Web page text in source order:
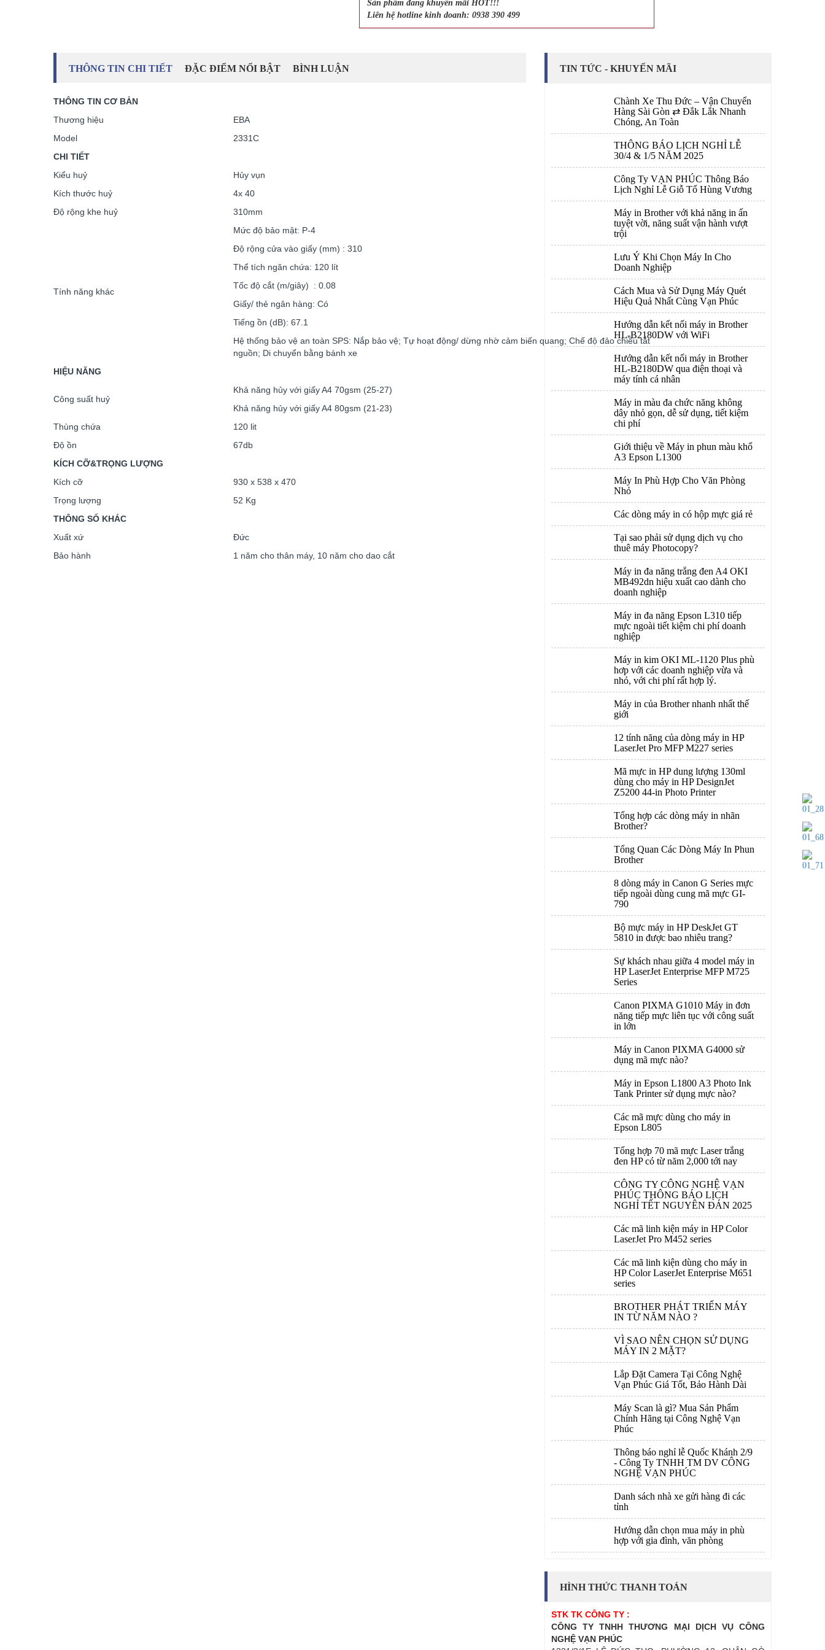
Sản phẩm đang khuyến mãi HOT!!!
Liên hệ hotline kinh doanh: 0938 390 499
THÔNG TIN CHI TIẾT ĐẶC ĐIỂM NỔI BẬT BÌNH LUẬN
THÔNG TIN CƠ BẢN
Thương hiệu
EBA
Model
2331C
CHI TIẾT
Kiểu huỷ
Hủy vụn
Kích thước huỷ
4x 40
Độ rộng khe huỷ
310mm
Tính năng khác
Mức độ bảo mật: P-4
Độ rộng cửa vào giấy (mm) : 310
Thể tích ngăn chứa: 120 lít
Tốc độ cắt (m/giây) : 0.08
Giấy/ thẻ ngân hàng: Có
Tiếng ồn (dB): 67.1
Hệ thống bảo vệ an toàn SPS: Nắp bảo vệ; Tự hoạt động/ dừng nhờ cảm biến quang; Chế độ đảo chiều tắt
nguồn; Di chuyển bằng bánh xe
HIỆU NĂNG
Công suất huỷ
Khả năng hủy với giấy A4 70gsm (25-27)
Khả năng hủy với giấy A4 80gsm (21-23)
Thùng chứa
120 lit
Độ ồn
67db
KÍCH CỠ&TRỌNG LƯỢNG
Kích cỡ
930 x 538 x 470
Trọng lượng
52 Kg
THÔNG SỐ KHÁC
Xuất xứ
Đức
Bảo hành
1 năm cho thân máy, 10 năm cho dao cắt
TIN TỨC - KHUYẾN MÃI
Chành Xe Thu Đức – Vận Chuyển
Hàng Sài Gòn ⇄ Đắk Lắk Nhanh
Chóng, An Toàn
THÔNG BÁO LỊCH NGHỈ LỄ
30/4 & 1/5 NĂM 2025
Công Ty VẠN PHÚC Thông Báo
Lịch Nghỉ Lễ Giỗ Tổ Hùng Vương
Máy in Brother với khả năng in ấn
tuyệt vời, năng suất vận hành vượt
trội
Lưu Ý Khi Chọn Máy In Cho
Doanh Nghiệp
Cách Mua và Sử Dụng Máy Quét
Hiệu Quả Nhất Cùng Vạn Phúc
Hướng dẫn kết nối máy in Brother
HL-B2180DW với WiFi
Hướng dẫn kết nối máy in Brother
HL-B2180DW qua điện thoại và
máy tính cá nhân
Máy in màu đa chức năng không
dây nhỏ gọn, dễ sử dụng, tiết kiệm
chi phí
Giới thiệu về Máy in phun màu khổ
A3 Epson L1300
Máy In Phù Hợp Cho Văn Phòng
Nhỏ
Các dòng máy in có hộp mực giá rẻ
Tại sao phải sử dụng dịch vụ cho
thuê máy Photocopy?
Máy in đa năng trắng đen A4 OKI
MB492dn hiệu xuất cao dành cho
doanh nghiệp
Máy in đa năng Epson L310 tiếp
mực ngoài tiết kiệm chi phí doanh
nghiệp
Máy in kim OKI ML-1120 Plus phù
hơp với các doanh nghiệp vừa và
nhỏ, với chi phí rất hợp lý.
Máy in của Brother nhanh nhất thế
giới
12 tính năng của dòng máy in HP
LaserJet Pro MFP M227 series
Mã mực in HP dung lượng 130ml
dùng cho máy in HP DesignJet
Z5200 44-in Photo Printer
Tổng hợp các dòng máy in nhãn
Brother?
Tổng Quan Các Dòng Máy In Phun
Brother
8 dòng máy in Canon G Series mực
tiếp ngoài dùng cung mã mực GI-
790
Bộ mực máy in HP DeskJet GT
5810 in được bao nhiêu trang?
Sự khách nhau giữa 4 model máy in
HP LaserJet Enterprise MFP M725
Series
Canon PIXMA G1010 Máy in đơn
năng tiếp mực liên tục với công suất
in lớn
Máy in Canon PIXMA G4000 sử
dụng mã mực nào?
Máy in Epson L1800 A3 Photo Ink
Tank Printer sử dụng mực nào?
Các mã mực dùng cho máy in
Epson L805
Tổng hợp 70 mã mực Laser trắng
đen HP có từ năm 2,000 tới nay
CÔNG TY CÔNG NGHỆ VẠN
PHÚC THÔNG BÁO LỊCH
NGHỈ TẾT NGUYÊN ĐÁN 2025
Các mã linh kiện máy in HP Color
LaserJet Pro M452 series
Các mã linh kiện dùng cho máy in
HP Color LaserJet Enterprise M651
series
BROTHER PHÁT TRIỂN MÁY
IN TỪ NĂM NÀO ?
VÌ SAO NÊN CHỌN SỬ DỤNG
MÁY IN 2 MẶT?
Lắp Đặt Camera Tại Công Nghệ
Vạn Phúc Giá Tốt, Bảo Hành Dài
Máy Scan là gì? Mua Sản Phẩm
Chính Hãng tại Công Nghệ Vạn
Phúc
Thông báo nghỉ lễ Quốc Khánh 2/9
- Công Ty TNHH TM DV CÔNG
NGHỆ VẠN PHÚC
Danh sách nhà xe gửi hàng đi các
tỉnh
Hướng dẫn chọn mua máy in phù
hợp với gia đình, văn phòng
HÌNH THỨC THANH TOÁN
STK TK CÔNG TY :
CÔNG TY TNHH THƯƠNG MẠI DỊCH VỤ CÔNG
NGHỆ VẠN PHÚC